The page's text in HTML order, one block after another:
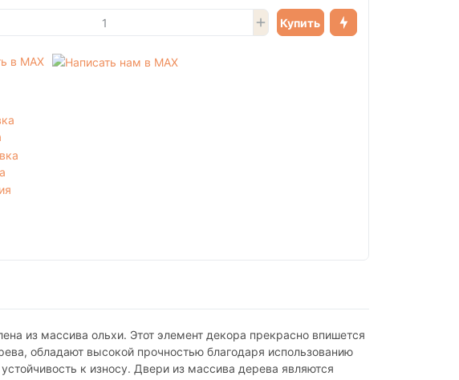
Купить
в MAX
из массива ольхи. Этот элемент декора прекрасно впишется
обладают высокой прочностью благодаря использованию
к износу. Двери из массива дерева являются